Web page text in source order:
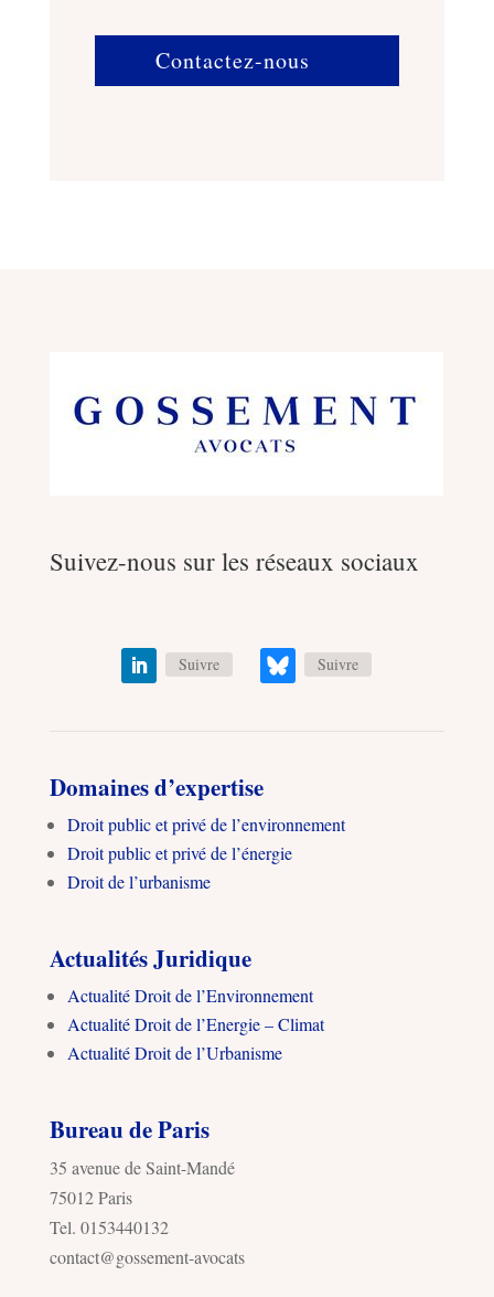
Contactez-nous
Suivez-nous sur les réseaux sociaux
Suivre Suivre
Domaines d’expertise
Droit public et privé de l’environnement
Droit public et privé de l’énergie
Droit de l’urbanisme
Actualités Juridique
Actualité Droit de l’Environnement
Actualité Droit de l’Energie – Climat
Actualité Droit de l’Urbanisme
Bureau de Paris
35 avenue de Saint-Mandé
75012 Paris
Tel. 0153440132
contact@gossement-avocats